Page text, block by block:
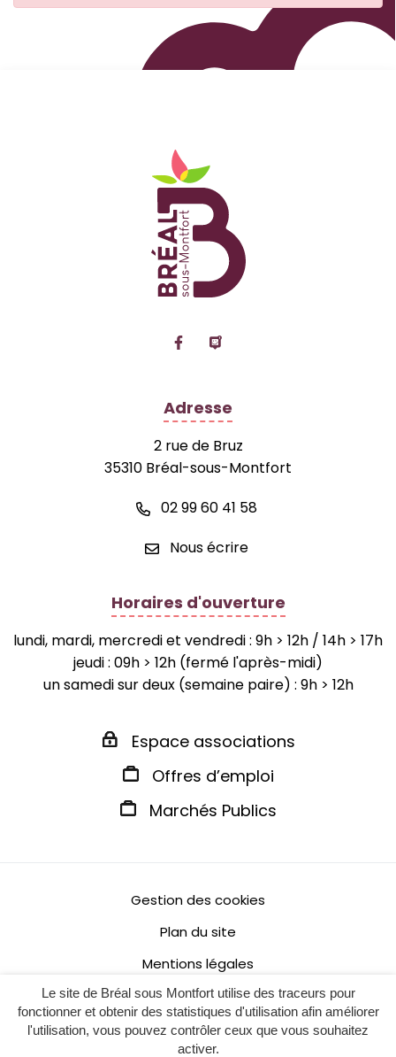
Le site de Bréal sous Montfort utilise des traceurs pour
fonctionner et obtenir des statistiques d'utilisation afin améliorer
l'utilisation, vous pouvez contrôler ceux que vous souhaitez
activer.
Lien vers le compte Facebook
Lien vers la page
Adresse
2 rue de Bruz
35310 Bréal-sous-Montfort
02 99 60 41 58
Nous écrire
Horaires d'ouverture
lundi, mardi, mercredi et vendredi : 9h > 12h / 14h > 17h
jeudi : 09h > 12h (fermé l'après-midi)
un samedi sur deux (semaine paire) : 9h > 12h
Espace associations
Offres d’emploi
Marchés Publics
Gestion des cookies
Plan du site
Mentions légales
Politique de confidentialité
Accessibilité : non conforme